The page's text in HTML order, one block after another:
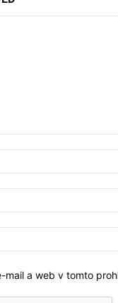
mail a web v tomto